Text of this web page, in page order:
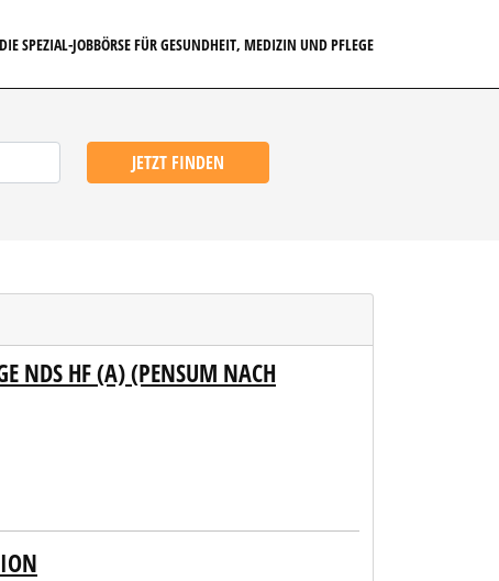
DIE SPEZIAL-JOBBÖRSE FÜR GESUNDHEIT, MEDIZIN UND PFLEGE
JETZT FINDEN
NDS HF (A) (PENSUM NACH